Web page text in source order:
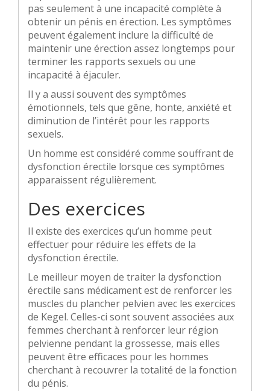
pas seulement à une incapacité complète à
obtenir un pénis en érection. Les symptômes
peuvent également inclure la difficulté de
maintenir une érection assez longtemps pour
terminer les rapports sexuels ou une
incapacité à éjaculer.
Il y a aussi souvent des symptômes
émotionnels, tels que gêne, honte, anxiété et
diminution de l’intérêt pour les rapports
sexuels.
Un homme est considéré comme souffrant de
dysfonction érectile lorsque ces symptômes
apparaissent régulièrement.
Des exercices
Il existe des exercices qu’un homme peut
effectuer pour réduire les effets de la
dysfonction érectile.
Le meilleur moyen de traiter la dysfonction
érectile sans médicament est de renforcer les
muscles du plancher pelvien avec les exercices
de Kegel. Celles-ci sont souvent associées aux
femmes cherchant à renforcer leur région
pelvienne pendant la grossesse, mais elles
peuvent être efficaces pour les hommes
cherchant à recouvrer la totalité de la fonction
du pénis.